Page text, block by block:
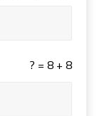
8 + 8 = ?